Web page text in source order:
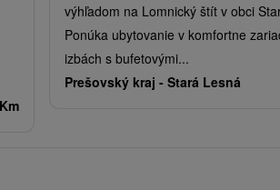
výhľadom na Lomnický štít v obci
Ponúka ubytovanie v komfortne
izbách s bufetovými...
Prešovský kraj - Stará Lesná